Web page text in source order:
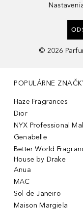
© 2026
POPULÁRNE
Haze Fragrances
Dior
NYX Professional
Genabelle
Better World
House by Drake
Anua
MAC
Sol de Janeiro
Maison Margiela